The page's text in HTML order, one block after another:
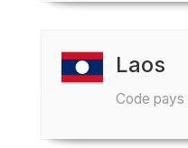
Laos
Code pays